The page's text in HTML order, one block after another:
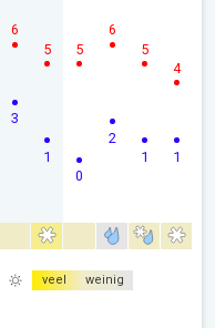
3
6
1
5
0
5
2
6
1
5
1
4
veel weinig